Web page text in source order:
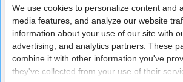
Sensitive opzetstukjes
Hoewel de Oral-B Sensitive
uitstekende keuze zijn, zijn er ook
die je kunt overwegen:
We use cookies to personalize content and
media features, and analyze our website
information about your use of our site with
advertising, and analytics partners. These
combine it with other information you've
they've collected from your use of their